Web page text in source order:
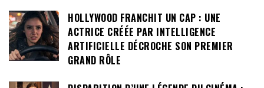
HOLLYWOOD FRANCHIT UN CAP : UNE
ACTRICE CRÉÉE PAR INTELLIGENCE
ARTIFICIELLE DÉCROCHE SON PREMIER
GRAND RÔLE